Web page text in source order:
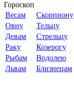
Гороскоп
Весам
Скорпиону
Овну
Тельцу
Девам
Стрельцу
Раку
Козерогу
Рыбам
Водолею
Львам
Близнецам